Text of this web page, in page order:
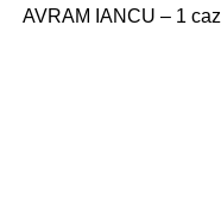
AVRAM IANCU – 1 caz